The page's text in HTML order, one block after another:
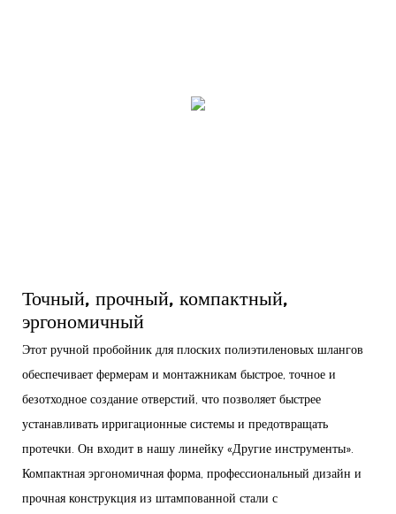
Точный, прочный, компактный,
эргономичный
Этот ручной пробойник для плоских полиэтиленовых шлангов
обеспечивает фермерам и монтажникам быстрое, точное и
безотходное создание отверстий, что позволяет быстрее
устанавливать ирригационные системы и предотвращать
протечки. Он входит в нашу линейку «Другие инструменты».
Компактная эргономичная форма, профессиональный дизайн и
прочная конструкция из штампованной стали с